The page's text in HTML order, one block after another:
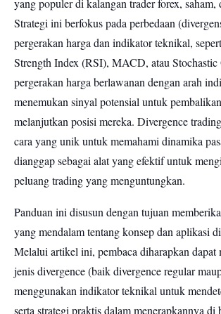
yang populer di kalangan trader forex, saham,
Strategi ini berfokus pada perbedaan
pergerakan harga dan indikator teknikal,
Strength Index (RSI), MACD, atau
pergerakan harga berlawanan dengan arah
menemukan sinyal potensial untuk
melanjutkan posisi mereka. Divergence
cara yang unik untuk memahami dinamika
dianggap sebagai alat yang efektif untuk
peluang trading yang menguntungkan.
Panduan ini disusun dengan tujuan
yang mendalam tentang konsep dan aplikasi
Melalui artikel ini, pembaca diharapkan dapat
jenis divergence (baik divergence regular
menggunakan indikator teknikal untuk
serta strategi praktis dalam menerapkannya di